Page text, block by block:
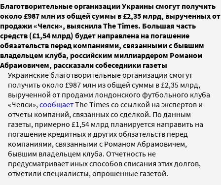
Благотворительные организации Украины смогут получить
около £987 млн из общей суммы в £2,35 млрд, вырученных от
продажи «Челси», выяснила The Times. Большая часть
средств (£1,54 млрд) будет направлена на погашение
обязательств перед компаниями, связанными с бывшим
владельцем клуба, российским миллиардером Романом
Абрамовичем, рассказали собеседники газеты
Украинские благотворительные организации смогут
получить около £987 млн из общей суммы в £2,35 млрд,
вырученной от продажи лондонского футбольного клуба
«Челси», сообщаетThe Times со ссылкой на экспертов и
отчеты компаний, связанных со сделкой. По данным
газеты, примерно £1,54 млрд планируется направить на
погашение кредитных и других обязательств перед
компаниями, связанными с Романом Абрамовичем,
бывшим владельцем клуба. Отчетность не
предусматривает иных способов списания этих долгов,
отметили специалисты, опрошенные газетой.